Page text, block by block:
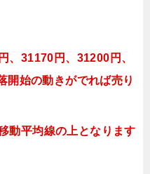
、 31170円、31200円、
開始の動きがでれば売り
動平均線の上となり ます